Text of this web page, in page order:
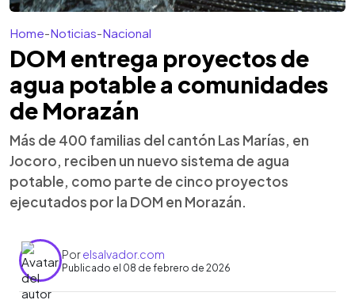
Home-Noticias-Nacional
DOM entrega proyectos de
agua potable a comunidades
de Morazán
Más de 400 familias del cantón Las Marías, en
Jocoro, reciben un nuevo sistema de agua
potable, como parte de cinco proyectos
ejecutados por la DOM en Morazán.
Porelsalvador.com
Publicado el 08 de febrero de 2026